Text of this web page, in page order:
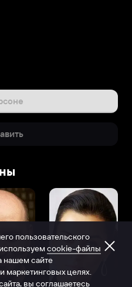
пользовательского
cookie-файлы
нашем сайте
маркетинговых целях.
вы соглашаетесь